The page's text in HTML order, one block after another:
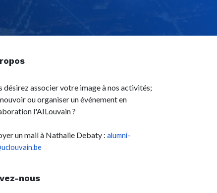
désirez associer votre image à nos activités;
ou organiser un événement en
l'AILouvain ?
un mail à Nathalie Debaty : alumni-
nous